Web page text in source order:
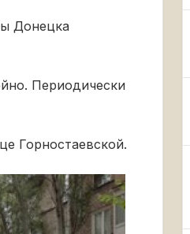
Донецка
Периодически
Горностаевской.